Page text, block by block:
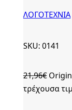
ΛΟΓΟΤΕΧΝΙΑ
SKU: 0141
21,96€
τρέχουσα